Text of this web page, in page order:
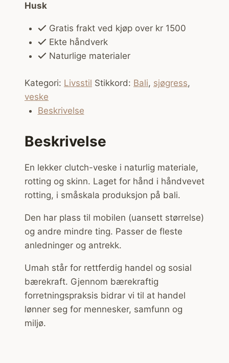
Husk
Gratis frakt ved kjøp over kr 1500
Ekte håndverk
Naturlige materialer
Kategori: Livsstil Stikkord: Bali, sjøgress,
veske
Beskrivelse
Beskrivelse
En lekker clutch-veske i naturlig materiale,
rotting og skinn. Laget for hånd i håndvevet
rotting, i småskala produksjon på bali.
Den har plass til mobilen (uansett størrelse)
og andre mindre ting. Passer de fleste
anledninger og antrekk.
Umah står for rettferdig handel og sosial
bærekraft. Gjennom bærekraftig
forretningspraksis bidrar vi til at handel
lønner seg for mennesker, samfunn og
miljø.